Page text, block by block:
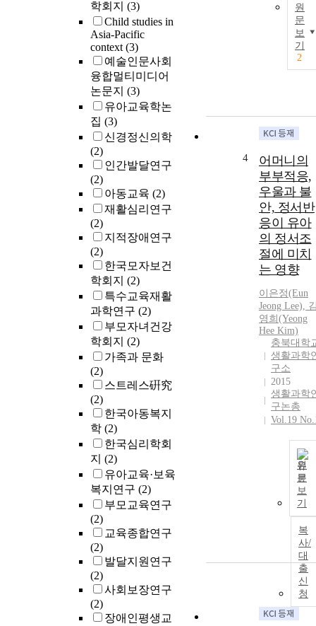
학회지 (3)
Child studies in
Asia-Pacific
context(3)
예술인문사회
융합멀티미디어
논문지 (3)
유아교육학논
집 (3)
신경정신의학
(2)
인간발달연구
(2)
아동교육 (2)
재활심리연구
(2)
지적장애연구
(2)
한국모자보건
학회지 (2)
특수교육재활
과학연구 (2)
부모자녀건강
학회지 (2)
가족과 문화
(2)
스트레스硏究
(2)
한국아동복지
학 (2)
한국심리학회
지 (2)
유아교육·보육
복지연구 (2)
부모교육연구
(2)
교육종합연구
(2)
발달지원연구
(2)
사회보장연구
(2)
장애인평생교
원
문
보
기
2
4
어머니의
부부적응,
우울과 불
안, 정서반
응이 유아
의 정서조
절에 미치
는 영향
이은정(Eun
Jeong Lee),
영희(Yeong
Hee Kim)
충북대학
생활과학
구소
2015
생활과학
구논총
Vol.19
원
문
보
기
복
사/
대
출
신
청